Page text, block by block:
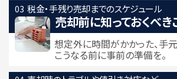
税金・手残り売却までのスケジュール
売却前に知っておくべき
想定外に時間がかかった、手
こうなる前に事前の準備を。